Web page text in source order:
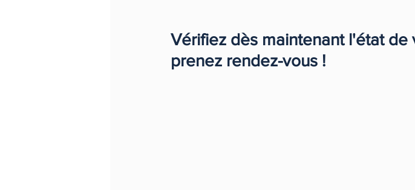
Vérifiez dès maintenant l'état de
prenez rendez-vous !